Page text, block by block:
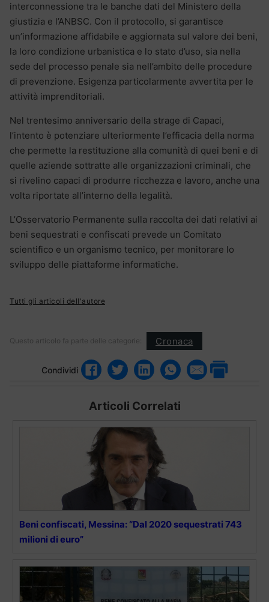
interconnessione tra le banche dati del Ministero della
giustizia e l’ANBSC. Con il protocollo, si garantisce
un’informazione affidabile e aggiornata sul valore dei beni,
la loro condizione urbanistica e lo stato d’uso, sia nella
sede del processo penale sia nell’ambito delle procedure
di prevenzione. Esigenza particolarmente avvertita per le
attività imprenditoriali.
Nel trentesimo anniversario della strage di Capaci,
l’intento è potenziare ulteriormente l’efficacia della norma
che permette la restituzione alla comunità di quei beni e di
quelle aziende sottratte alle organizzazioni criminali, che
si rivelino capaci di produrre ricchezza e lavoro, anche una
volta riportate all’interno della legalità.
L’Osservatorio Permanente sulla raccolta dei dati relativi ai
beni sequestrati e confiscati prevede un Comitato
scientifico e un organismo tecnico, per monitorare lo
sviluppo delle piattaforme informatiche.
Tutti gli articoli dell'autore
Questo articolo fa parte delle categorie: Cronaca
Condividi
Articoli Correlati
Beni confiscati, Messina: “Dal 2020 sequestrati 743
milioni di euro”